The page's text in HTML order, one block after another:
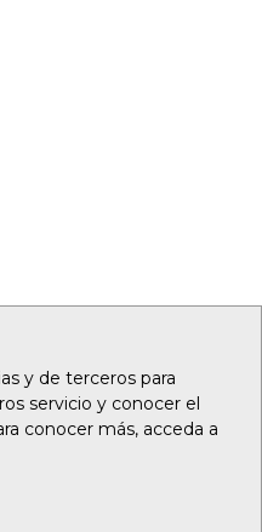
y de terceros para
servicio y conocer el
conocer más, acceda a